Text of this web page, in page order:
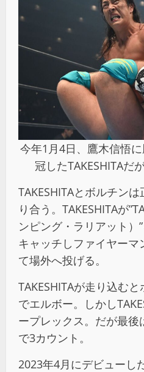
今年1月4日、鷹木信悟
冠したTAKESHITAだ
TAKESHITAとボルチン
り合う。TAKESHITAが
ンピング・ラリアット）
キャッチしファイヤーマ
て場外へ投げる。
TAKESHITAが走り込む
でエルボー。しかし
ープレックス。だが最
で3カウント。
2023年4月にデビューし